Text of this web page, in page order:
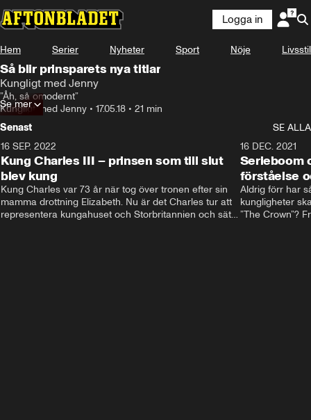
Logga in
Hem Serier Nyheter Sport Nöje Livsstil
Så blir prinsparets nya titlar
Kungligt med Jenny
”Åh, så omodernt”
Kungligt med Jenny • 17.05.18 • 21 min
Se mer
Senast
SE ALLA
16 SEP. 2022
Kung Charles III – prinsen som till slut
blev kung
Kung Charles var 73 år när tog över tronen efter sin
mamma drottning Elizabeth. Nu är det Charles tur att
representera kungahuset och Storbritannien och sätta
16 DEC. 2021
Serieboom
förståelse
Aldrig förr har
kungligheter
”The Crown”?